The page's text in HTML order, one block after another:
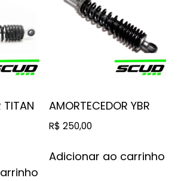
TITAN
AMORTECEDOR YBR
R$ 250,00
Adicionar ao carrinho